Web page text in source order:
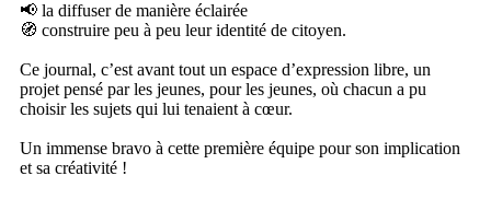
📢 la diffuser de manière éclairée
🧭 construire peu à peu leur identité de citoyen.
Ce journal, c’est avant tout un espace d’expression libre, un
projet pensé par les jeunes, pour les jeunes, où chacun a pu
choisir les sujets qui lui tenaient à cœur.
Un immense bravo à cette première équipe pour son implication
et sa créativité !